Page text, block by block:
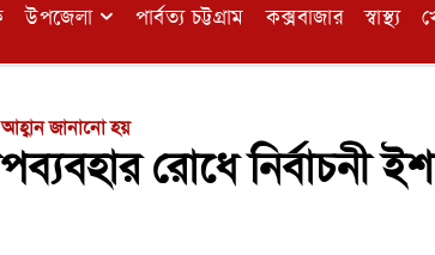
উপজেলা পার্বত্য চট্টগ্রাম কক্সবাজার স্বাস্থ্য
জানানো হয়
রোধে নির্বাচনী